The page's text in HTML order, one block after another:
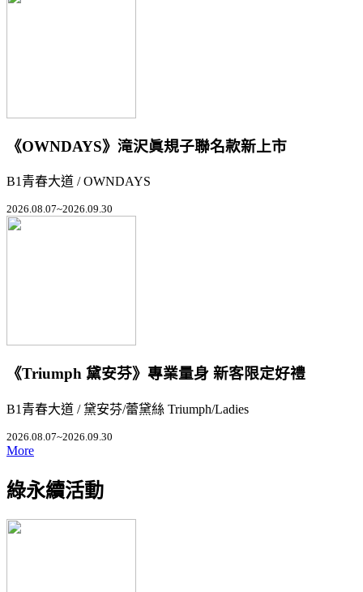
《OWNDAYS》滝沢眞規子聯名款新上市
B1青春大道 / OWNDAYS
2026.08.07~2026.09.30
《Triumph 黛安芬》專業量身 新客限定好禮
B1青春大道 / 黛安芬/蕾黛絲 Triumph/Ladies
2026.08.07~2026.09.30
More
綠永續活動